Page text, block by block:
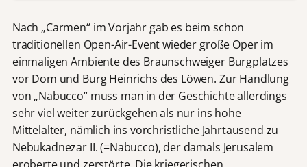
Nach „Carmen“ im Vorjahr gab es beim schon
traditionellen Open-Air-Event wieder große Oper im
einmaligen Ambiente des Braunschweiger Burgplatzes
vor Dom und Burg Heinrichs des Löwen. Zur Handlung
von „Nabucco“ muss man in der Geschichte allerdings
sehr viel weiter zurückgehen als nur ins hohe
Mittelalter, nämlich ins vorchristliche Jahrtausend zu
Nebukadnezar II. (=Nabucco), der damals Jerusalem